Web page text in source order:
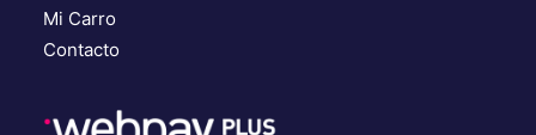
Mi Carro
Contacto